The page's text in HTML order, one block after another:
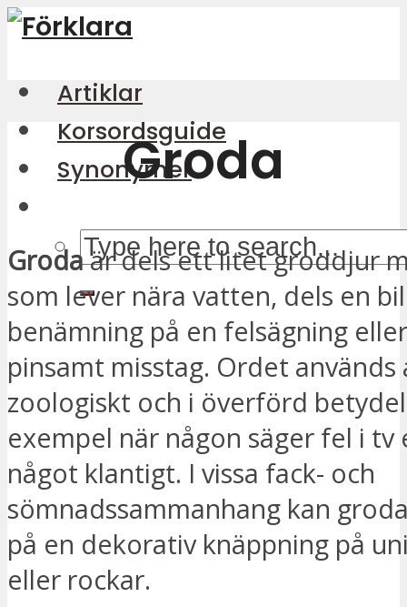
Artiklar
Korsordsguide
Synonymer
Groda
Grodaär dels ett litet groddjur
som lever nära vatten, dels en
benämning på en felsägning
pinsamt misstag. Ordet används
zoologiskt och i överförd
exempel när någon säger fel i tv
något klantigt. I vissa fack- och
sömnadssammanhang kan
på en dekorativ knäppning på
eller rockar.